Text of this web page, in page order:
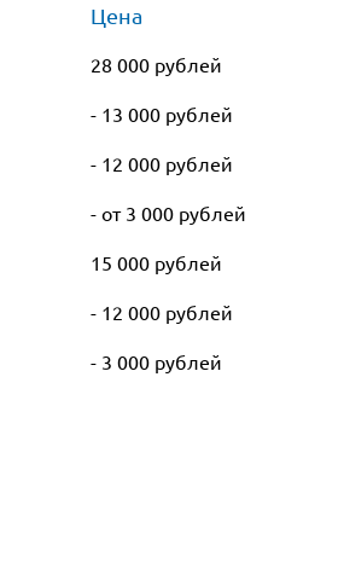
Цена
28 000 рублей
- 13 000 рублей
- 12 000 рублей
- от 3 000 рублей
15 000 рублей
- 12 000 рублей
- 3 000 рублей